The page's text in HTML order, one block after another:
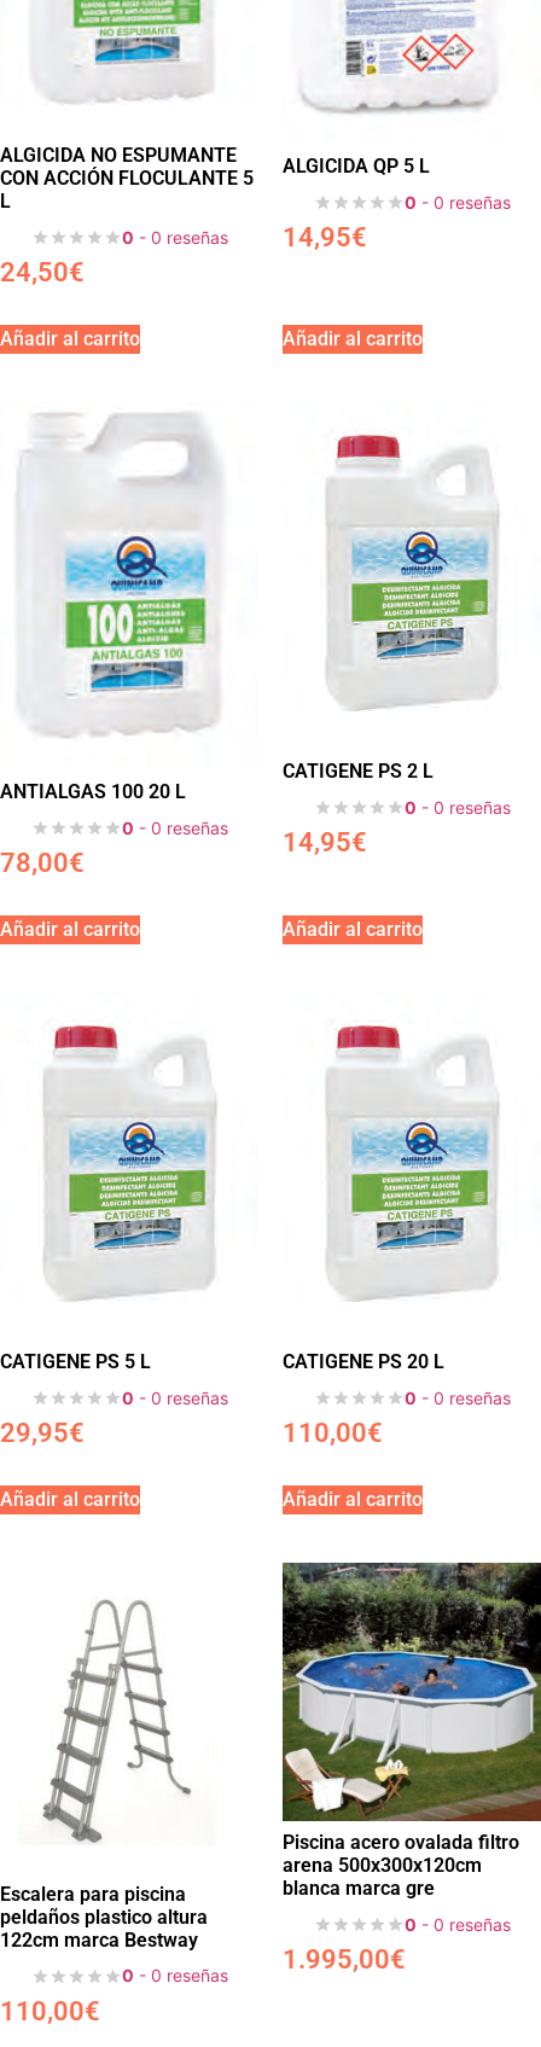
ALGICIDA NO ESPUMANTE
CON ACCIÓN FLOCULANTE 5
L
0 - 0 reseñas
24,50€
Añadir al carrito
ALGICIDA QP 5 L
0 - 0 reseñas
14,95€
Añadir al carrito
ANTIALGAS 100 20 L
0 - 0 reseñas
78,00€
Añadir al carrito
CATIGENE PS 2 L
0 - 0 reseñas
14,95€
Añadir al carrito
CATIGENE PS 5 L
0 - 0 reseñas
29,95€
Añadir al carrito
CATIGENE PS 20 L
0 - 0 reseñas
110,00€
Añadir al carrito
Escalera para piscina
peldaños plastico altura
122cm marca Bestway
0 - 0 reseñas
110,00€
Piscina acero ovalada filtro
arena 500x300x120cm
blanca marca gre
0 - 0 reseñas
1.995,00€